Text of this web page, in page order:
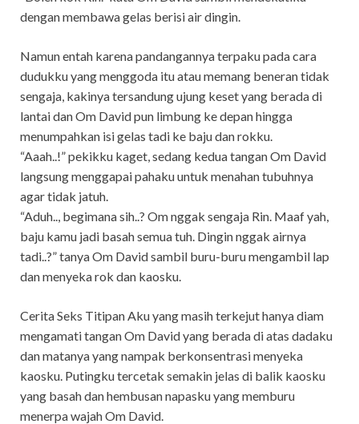
dengan membawa gelas berisi air dingin.
Namun entah karena pandangannya terpaku pada cara
dudukku yang menggoda itu atau memang beneran tidak
sengaja, kakinya tersandung ujung keset yang berada di
lantai dan Om David pun limbung ke depan hingga
menumpahkan isi gelas tadi ke baju dan rokku.
“Aaah..!” pekikku kaget, sedang kedua tangan Om David
langsung menggapai pahaku untuk menahan tubuhnya
agar tidak jatuh.
“Aduh.., begimana sih..? Om nggak sengaja Rin. Maaf yah,
baju kamu jadi basah semua tuh. Dingin nggak airnya
tadi..?” tanya Om David sambil buru-buru mengambil lap
dan menyeka rok dan kaosku.
Cerita Seks Titipan Aku yang masih terkejut hanya diam
mengamati tangan Om David yang berada di atas dadaku
dan matanya yang nampak berkonsentrasi menyeka
kaosku. Putingku tercetak semakin jelas di balik kaosku
yang basah dan hembusan napasku yang memburu
menerpa wajah Om David.